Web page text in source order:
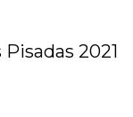
2021